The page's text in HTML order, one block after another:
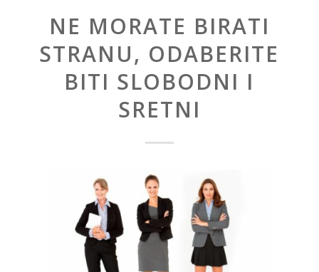
NE MORATE BIRATI
STRANU, ODABERITE
BITI SLOBODNI I
SRETNI